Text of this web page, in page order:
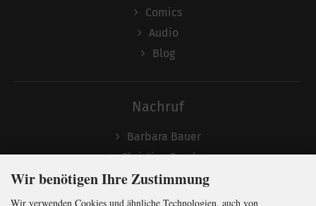
Comics
Audio
Blog
Nachruf
Barbara Bauer
Christian Semler
Wir benötigen Ihre Zustimmung
Wir verwenden Cookies und ähnliche Technologien, auch von